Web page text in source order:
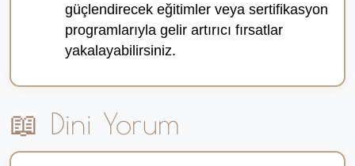
güçlendirecek eğitimler veya sertifikasyon
programlarıyla gelir artırıcı fırsatlar
yakalayabilirsiniz.
📖 Dini Yorum